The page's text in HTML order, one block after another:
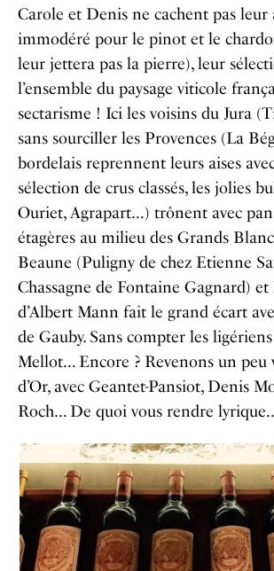
Carole et Denis ne cachent pas leur
immodéré pour le pinot et le
leur jettera pas la pierre), leur
l’ensemble du paysage viticole
sectarisme ! Ici les voisins du Jura
sans sourciller les Provences (La
bordelais reprennent leurs aises
sélection de crus classés, les jolies
Ouriet, Agrapart…) trônent avec
étagères au milieu des Grands
Beaune (Puligny de chez Etienne
Chassagne de Fontaine Gagnard) et
d’Albert Mann fait le grand écart
de Gauby. Sans compter les
Mellot… Encore ? Revenons un peu
d’Or, avec Geantet-Pansiot, Denis
Roch… De quoi vous rendre